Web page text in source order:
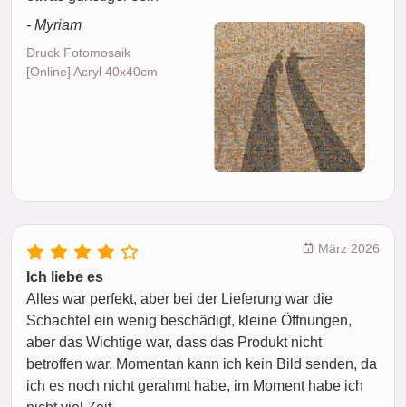
- Myriam
Druck Fotomosaik
[Online] Acryl 40x40cm
März 2026
Ich liebe es
Alles war perfekt, aber bei der Lieferung war die
Schachtel ein wenig beschädigt, kleine Öffnungen,
aber das Wichtige war, dass das Produkt nicht
betroffen war. Momentan kann ich kein Bild senden, da
ich es noch nicht gerahmt habe, im Moment habe ich